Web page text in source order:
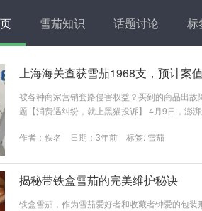
雪茄知识 话题讨论 标
上海海关查获雪茄1968支，预计案
被各种商家营销套路侵害权益？买到的商品出
题【消费遇纠纷，就上黑猫投诉】 4月9日，澎
机检图像异常，随即下达布控指令。经开箱查验
上。本文图片 上海海关供图...
作者： 佚名 日期：3年前 标签: 雪茄
揭秘带铁盒雪茄的完美维护秘诀
铁盒雪茄，作为雪茄爱好者和收藏者钟爱的包